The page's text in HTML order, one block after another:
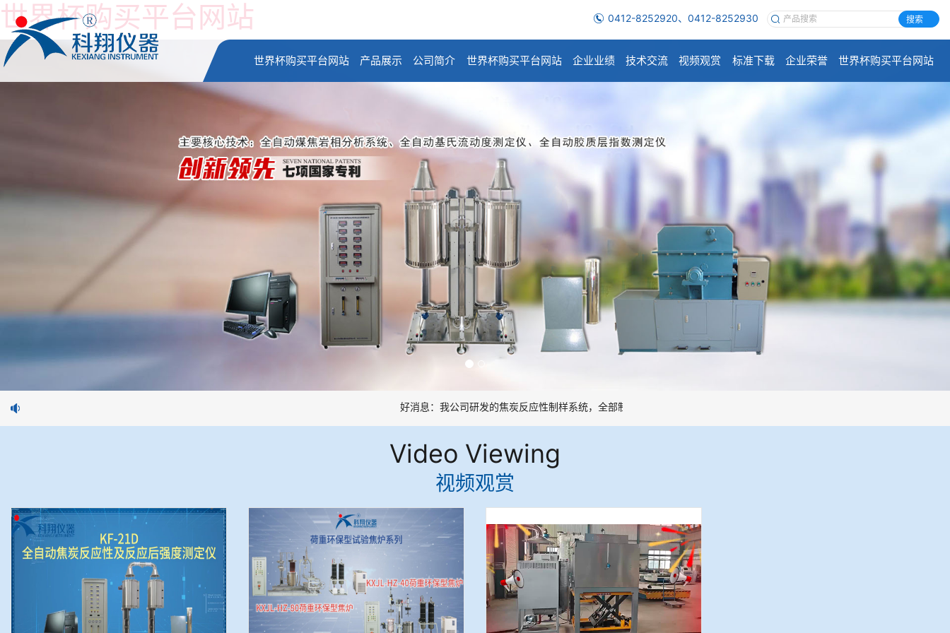
世界杯购买平台网站 0412-8252920、0412-8252930 搜索
世界杯购买平台网站 产品展示 公司简介 世界杯购买平台网站 企业业绩 技术交流 视频观赏 标准下载 企业荣誉 世界杯购买平台网站
好消息：我公司研发的焦炭反应性制样系统，全部制样过程机械化操作，没有人为误差，焦球形状与人工制焦球法一致或优于人
Video Viewing
视频观赏